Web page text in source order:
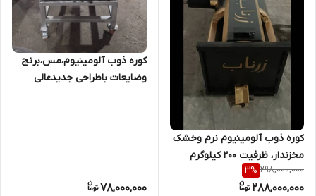
کوره ذوب آلومینیوم نرم وخشک
مخزندار، ظرفیت ۲۰۰ کیلوگرم
298,000,000
3%
288,000,000
کوره ذوب آلومینیوم،مس،برنج
وضایعات باطراحی جدیدعالی
78,000,000